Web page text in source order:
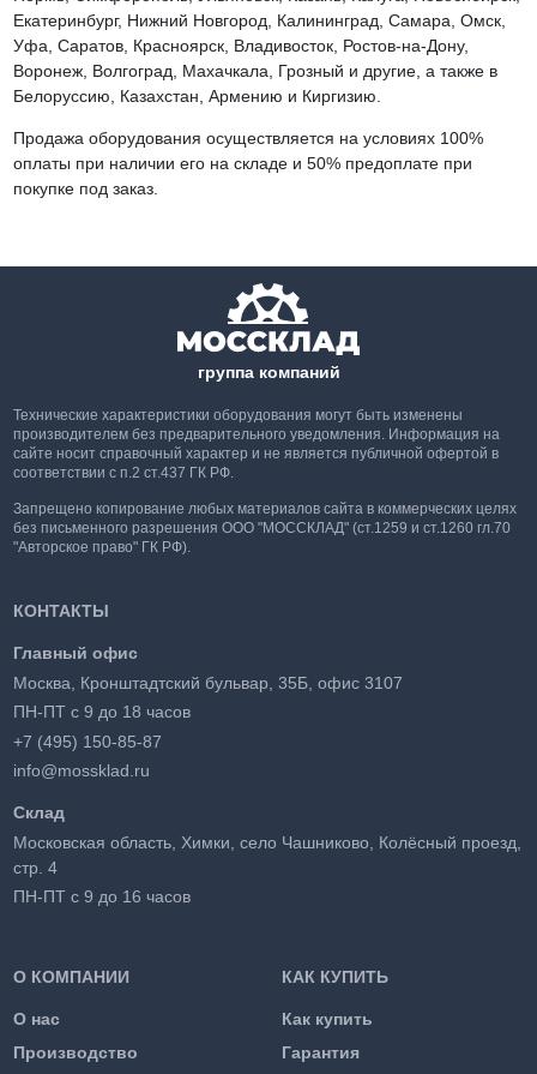
Екатеринбург, Нижний Новгород, Калининград, Самара, Омск,
Уфа, Саратов, Красноярск, Владивосток, Ростов-на-Дону,
Воронеж, Волгоград, Махачкала, Грозный и другие, а также в
Белоруссию, Казахстан, Армению и Киргизию.
Продажа оборудования осуществляется на условиях 100%
оплаты при наличии его на складе и 50% предоплате при
покупке под заказ.
группа компаний
Технические характеристики оборудования могут быть изменены
производителем без предварительного уведомления. Информация на
сайте носит справочный характер и не является публичной офертой в
соответствии с п.2 ст.437 ГК РФ.
Запрещено копирование любых материалов сайта в коммерческих целях
без письменного разрешения ООО "МОССКЛАД" (ст.1259 и ст.1260 гл.70
"Авторское право" ГК РФ).
О КОМПАНИИ
О нас
Производство
КАК КУПИТЬ
Как купить
Гарантия
КОНТАКТЫ
Главный офис
Москва, Кронштадтский бульвар, 35Б, офис 3107
ПН-ПТ с 9 до 18 часов
+7 (495) 150-85-87
info@mossklad.ru
Склад
Московская область, Химки, село Чашниково, Колёсный проезд,
стр. 4
ПН-ПТ с 9 до 16 часов